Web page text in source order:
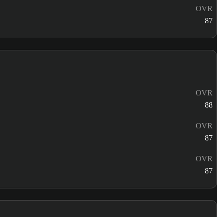
OVR
87
OVR
88
OVR
87
OVR
87